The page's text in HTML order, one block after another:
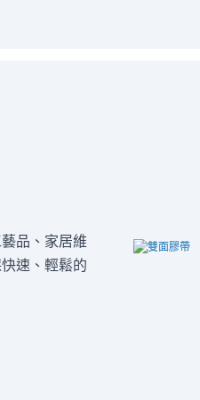
品、家居維
速、輕鬆的